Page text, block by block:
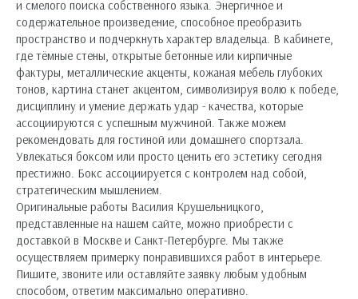
и смелого поиска собственного языка. Энергичное и
содержательное произведение, способное преобразить
пространство и подчеркнуть характер владельца. В кабинете,
где тёмные стены, открытые бетонные или кирпичные
фактуры, металлические акценты, кожаная мебель глубоких
тонов, картина станет акцентом, символизируя волю к победе,
дисциплину и умение держать удар - качества, которые
ассоциируются с успешным мужчиной. Также можем
рекомендовать для гостиной или домашнего спортзала.
Увлекаться боксом или просто ценить его эстетику сегодня
престижно. Бокс ассоциируется с контролем над собой,
стратегическим мышлением.
Оригинальные работы Василия Крушельницкого,
представленные на нашем сайте, можно приобрести с
доставкой в Москве и Санкт-Петербурге. Мы также
осуществляем примерку понравившихся работ в интерьере.
Пишите, звоните или оставляйте заявку любым удобным
способом, ответим максимально оперативно.